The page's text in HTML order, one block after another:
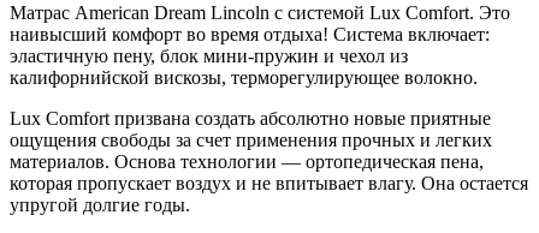
Матрас American Dream Lincoln с системой Lux Comfort. Это
наивысший комфорт во время отдыха! Система включает:
эластичную пену, блок мини-пружин и чехол из
калифорнийской вискозы, терморегулирующее волокно.
Lux Comfort призвана создать абсолютно новые приятные
ощущения свободы за счет применения прочных и легких
материалов. Основа технологии — ортопедическая пена,
которая пропускает воздух и не впитывает влагу. Она остается
упругой долгие годы.